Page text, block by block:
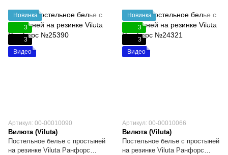
Новинка
3
3
Видео
Артикул: 00-00010090
Вилюта (Viluta)
Постельное белье с простыней
на резинке Viluta Ранфорс
Новинка
3
3
Видео
Артикул: 00-00010066
Вилюта (Viluta)
Постельное белье с простыней
на резинке Viluta Ранфорс